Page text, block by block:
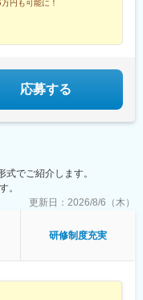
し、患者様に医薬品を届
です。
ルに展開しており、海外
円も可能に！
応募する
でご紹介します。
。
更新日： 2026/8/6（木）
研修制度充実